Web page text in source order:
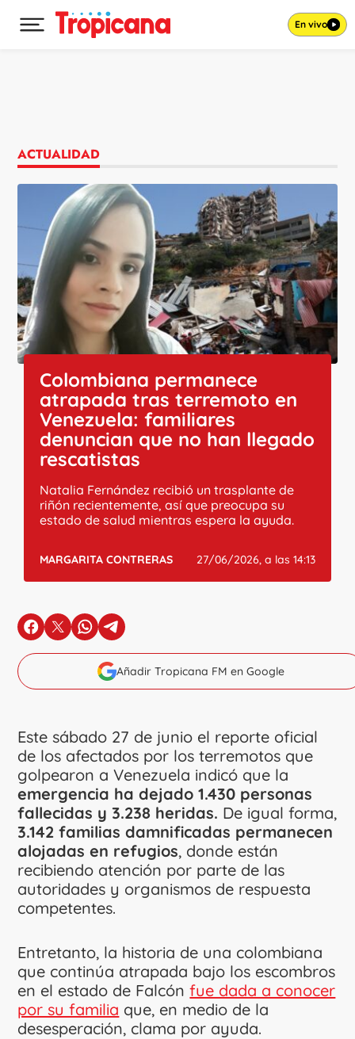
Desplegar menú principal En vivo
ACTUALIDAD
Colombiana permanece
atrapada tras terremoto en
Venezuela: familiares
denuncian que no han llegado
rescatistas
Natalia Fernández recibió un trasplante de
riñón recientemente, así que preocupa su
estado de salud mientras espera la ayuda.
MARGARITA CONTRERAS 27/06/2026, a las 14:13
en Facebook
en Xen Whatsapp
en Telegram
Añadir Tropicana FM en Google
Este sábado 27 de junio el reporte oficial
de los afectados por los terremotos que
golpearon a Venezuela indicó que la
emergencia ha dejado 1.430 personas
fallecidas y 3.238 heridas. De igual forma,
3.142 familias damnificadas permanecen
alojadas en refugios, donde están
recibiendo atención por parte de las
autoridades y organismos de respuesta
competentes.
Entretanto, la historia de una colombiana
que continúa atrapada bajo los escombros
en el estado de Falcónfue dada a conocer
por su familia que, en medio de la
desesperación, clama por ayuda.